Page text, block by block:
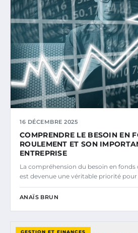
16 DÉCEMBRE 2025
COMPRENDRE LE BESOIN EN
ROULEMENT ET SON
ENTREPRISE
La compréhension du besoin en fonds
est devenue une véritable priorité pour
ANAÏS BRUN
GESTION ET FINANCES